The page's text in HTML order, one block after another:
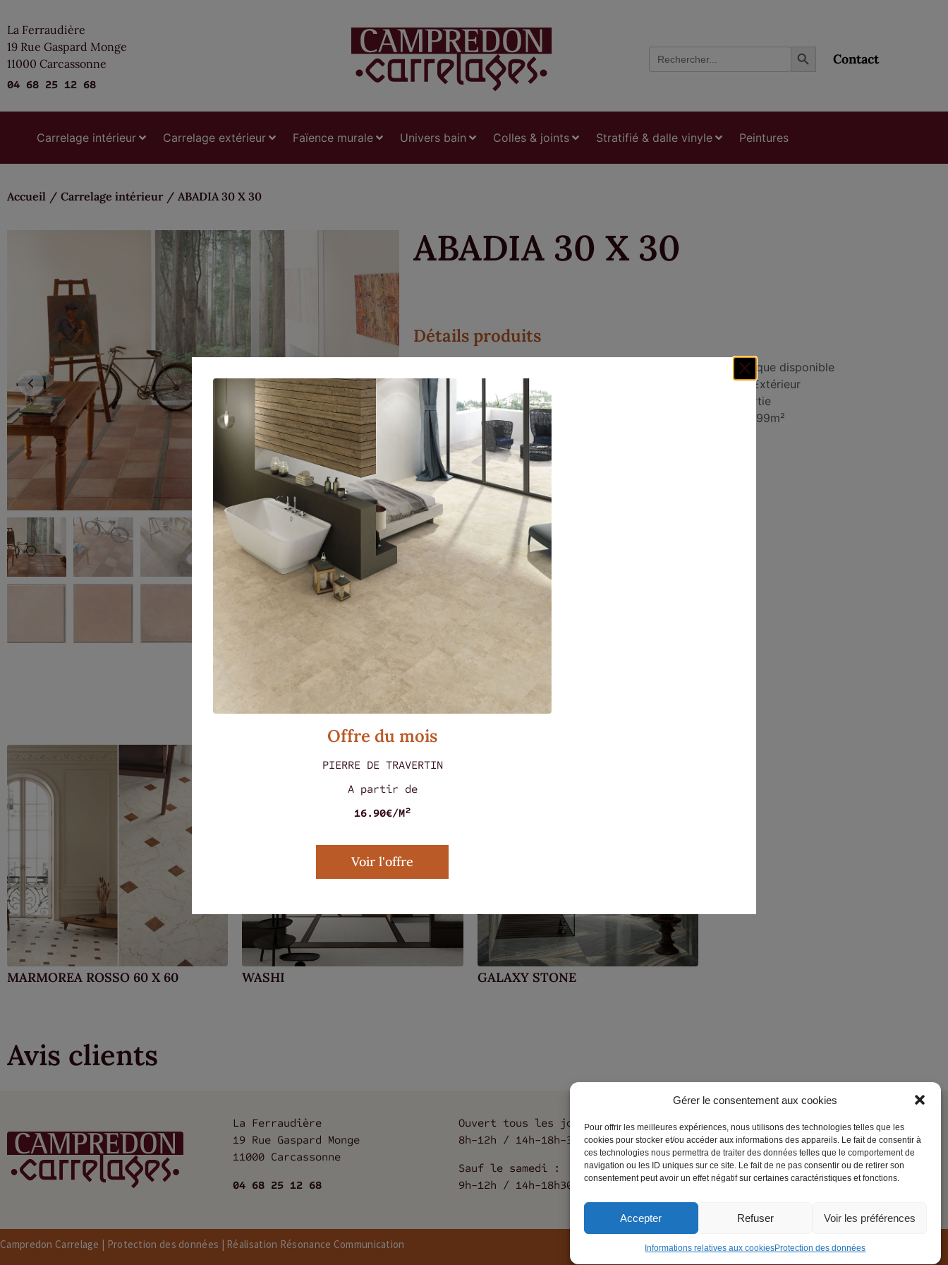
Gérer le consentement aux cookies
Pour offrir les meilleures expériences, nous utilisons des technologies telles que les
cookies pour stocker et/ou accéder aux informations des appareils. Le fait de consentir à
ces technologies nous permettra de traiter des données telles que le comportement de
navigation ou les ID uniques sur ce site. Le fait de ne pas consentir ou de retirer son
consentement peut avoir un effet négatif sur certaines caractéristiques et fonctions.
Accepter Refuser Voir les préférences
Informations relatives aux cookiesProtection des données
La Ferraudière
19 Rue Gaspard Monge
11000 Carcassonne
04 68 25 12 68
Search
for:
Search Button
Contact
Carrelage intérieur Carrelage extérieur Faïence murale Univers bain Colles & joints Stratifié & dalle vinyle Peintures
Accueil / Carrelage intérieur / ABADIA 30 X 30
ABADIA 30 X 30
Détails produits
30×30 / 15×30 / 15×15
4 coloris disponibles : blanco / salmon
/ rojo / fuego
Décor mosaïque disponible
Intérieur ou Extérieur
Plinthe assortie
Paquet de 0.99m²
Nos clients ont aussi aimé...
MARMOREA ROSSO 60 X 60 WASHI GALAXY STONE
Avis clients
La Ferraudière
19 Rue Gaspard Monge
11000 Carcassonne
04 68 25 12 68
Ouvert tous les jours :
8h-12h / 14h-18h-30
Sauf le samedi :
9h-12h / 14h-18h30
Société
Contact
Mentions légales
Campredon Carrelage | Protection des données | Réalisation Résonance Communication
Offre du mois
PIERRE DE TRAVERTIN
A partir de
16.90€/M²
Voir l'offre